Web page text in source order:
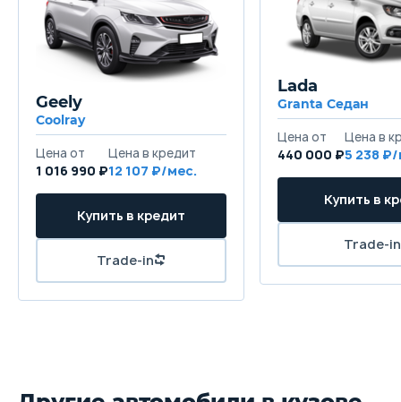
Geely
Coolray
1 016 990 ₽12 107
Lada
Granta Седан
440 000 ₽5 238